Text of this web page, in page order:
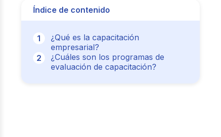
Índice de contenido
¿Qué es la capacitación
empresarial?
¿Cuáles son los programas de
evaluación de capacitación?